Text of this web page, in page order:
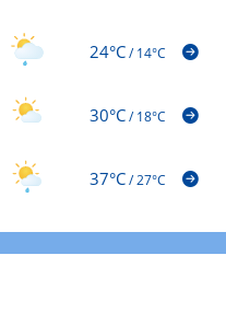
24°C/14°C
30°C/18°C
37°C/27°C